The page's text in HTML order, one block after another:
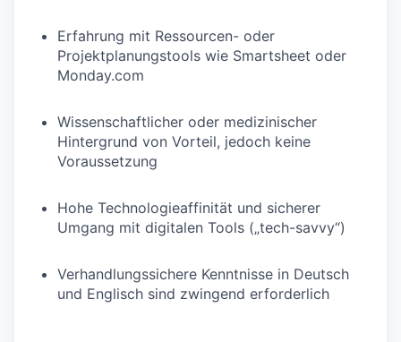
Erfahrung mit Ressourcen- oder
Projektplanungstools wie Smartsheet oder
Monday.com
Wissenschaftlicher oder medizinischer
Hintergrund von Vorteil, jedoch keine
Voraussetzung
Hohe Technologieaffinität und sicherer
Umgang mit digitalen Tools („tech-savvy“)
Verhandlungssichere Kenntnisse in Deutsch
und Englisch sind zwingend erforderlich